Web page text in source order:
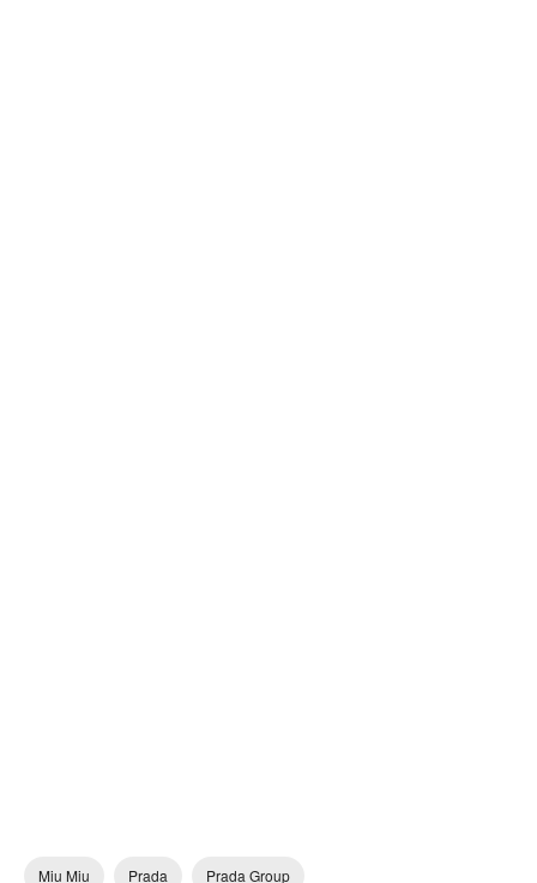
Miu Miu Prada Prada Group